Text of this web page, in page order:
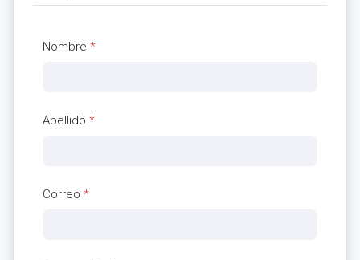
Nombre *
Apellido *
Correo *